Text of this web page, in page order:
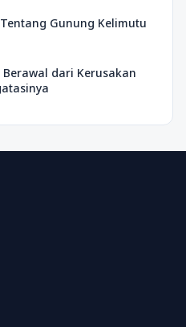
Gunung Kelimutu
Berawal dari Kerusakan